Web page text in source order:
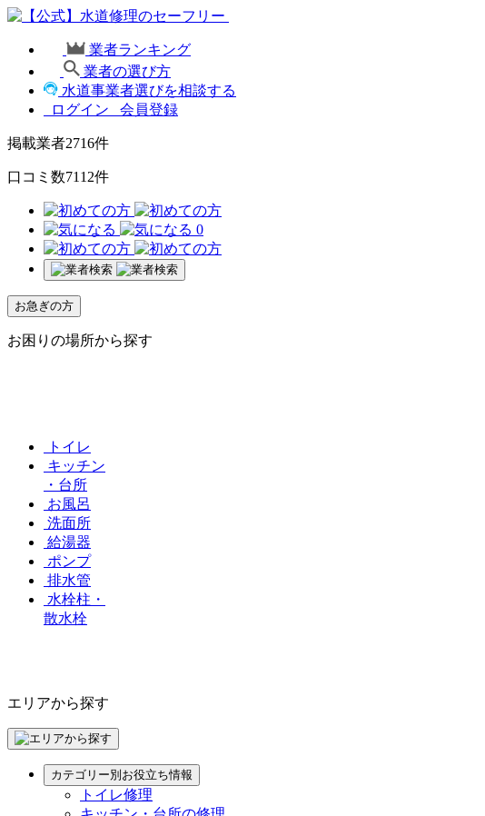
業者ランキング
業者の選び方
水道事業者選びを相談する
ログイン
会員登録
掲載業者2716件
口コミ数7112件
0
お急ぎの方
お困りの場所から探す
トイレ
キッチン
・台所
お風呂
洗面所
給湯器
ポンプ
排水管
水栓柱・
散水栓
エリアから探す
カテゴリー別お役立ち情報
トイレ修理